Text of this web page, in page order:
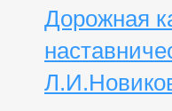
Дорожная